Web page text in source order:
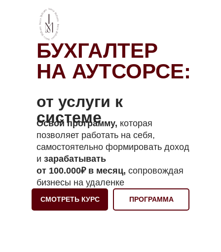
от услуги к
системе
БУХГАЛТЕР
НА АУТСОРСЕ:
Освой программу, которая
позволяет работать на себя,
самостоятельно формировать доход
и зарабатывать
от 100.000₽ в месяц, сопровождая
бизнесы на удаленке
ПРОГРАММА
СМОТРЕТЬ КУРС